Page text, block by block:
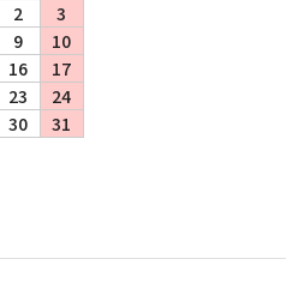
2
3
9
10
16
17
23
24
30 31